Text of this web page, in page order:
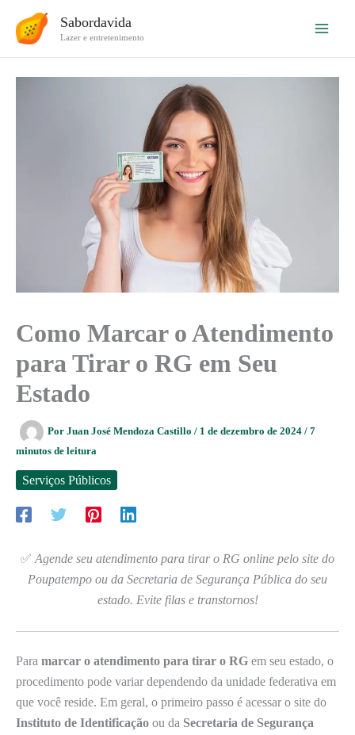
para
Sabordavida
Lazer e entretenimento
Como Marcar o Atendimento
para Tirar o RG em Seu
Estado
Por Juan José Mendoza Castillo / 1 de dezembro de 2024 / 7
minutos de leitura
Serviços Públicos
✅ Agende seu atendimento para tirar o RG online pelo site do
Poupatempo ou da Secretaria de Segurança Pública do seu
estado. Evite filas e transtornos!
Para marcar o atendimento para tirar o RG em seu estado, o
procedimento pode variar dependendo da unidade federativa em
que você reside. Em geral, o primeiro passo é acessar o site do
Instituto de Identificação ou da Secretaria de Segurança